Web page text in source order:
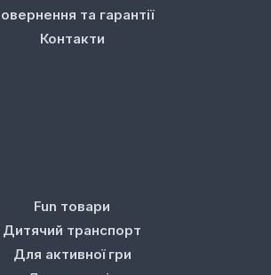
та гарантії
Контакти
Fun товари
Дитячий транспорт
Для активної гри